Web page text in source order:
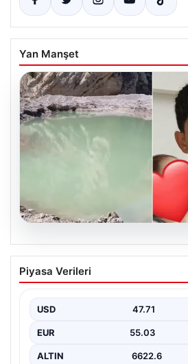
Yan Manşet
12 yaşındaki çocuk
gölette boğuldu
Boğuldu”, “content”: “ Erzurum’un
gerçekleşen…
Piyasa Verileri
USD 47.71
EUR 55.03
ALTIN 6622.6